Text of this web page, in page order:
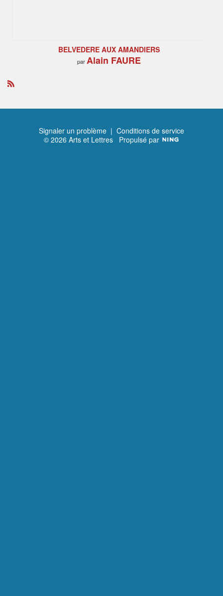
BELVEDERE AUX AMANDIERS
parAlain FAURE
R
Signaler un problème | Conditions de service
© 2026 Arts et Lettres Propulsé par